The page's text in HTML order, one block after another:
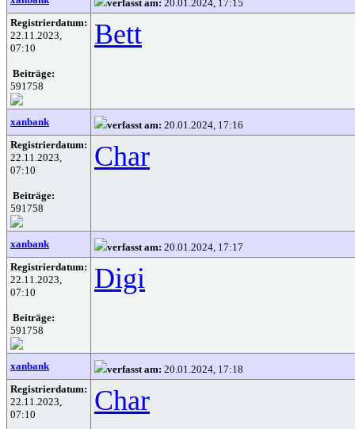
verfasst am: 20.01.2024, 17:15
Registrierdatum:
22.11.2023,
07:10
Beiträge:
591758
Bett
xanbank verfasst am: 20.01.2024, 17:16
Registrierdatum:
22.11.2023,
07:10
Beiträge:
591758
Char
xanbank verfasst am: 20.01.2024, 17:17
Registrierdatum:
22.11.2023,
07:10
Beiträge:
591758
Digi
xanbank verfasst am: 20.01.2024, 17:18
Registrierdatum:
22.11.2023,
07:10
Char